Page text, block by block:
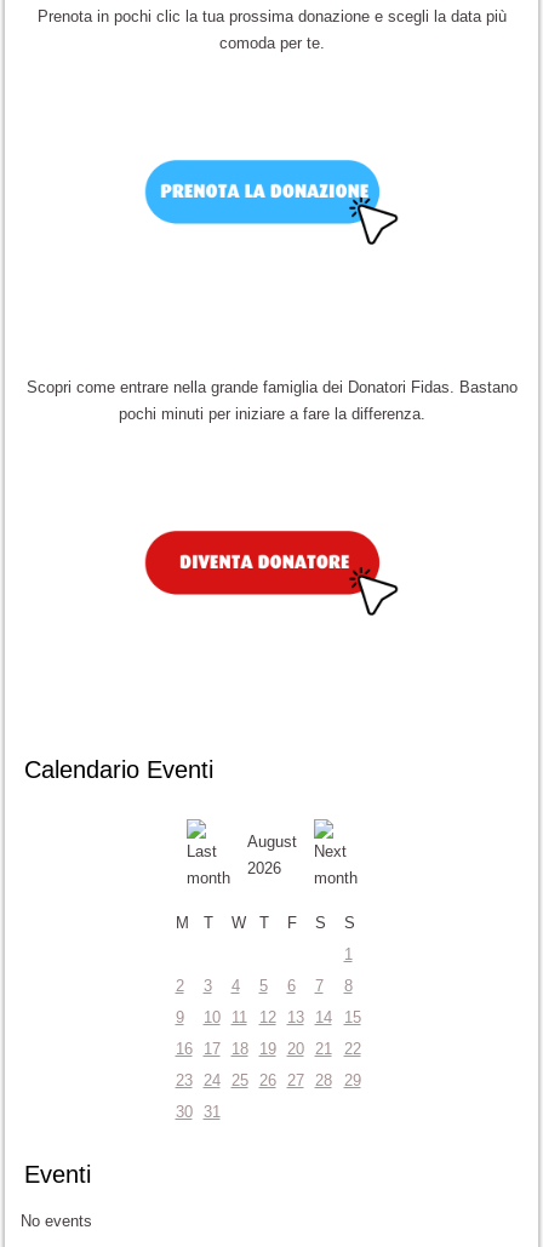
Prenota in pochi clic la tua prossima donazione e scegli la data più
comoda per te.
Scopri come entrare nella grande famiglia dei Donatori Fidas. Bastano
pochi minuti per iniziare a fare la differenza.
Calendario Eventi
August
2026
M T W T F S
S
1
2
3 4 5 6 7
8
9
10 11 12 13 14
15
16
17 18 19 20 21
22
23
24 25 26 27 28
29
30
31
Eventi
No events